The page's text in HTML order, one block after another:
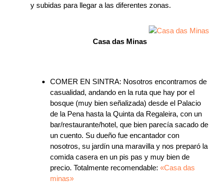
y subidas para llegar a las diferentes zonas.
Casa das Minas
COMER EN SINTRA: Nosotros encontramos de
casualidad, andando en la ruta que hay por el
bosque (muy bien señalizada) desde el Palacio
de la Pena hasta la Quinta da Regaleira, con un
bar/restaurante/hotel, que bien parecía sacado de
un cuento. Su dueño fue encantador con
nosotros, su jardín una maravilla y nos preparó la
comida casera en un pis pas y muy bien de
precio. Totalmente recomendable:«Casa das
minas»